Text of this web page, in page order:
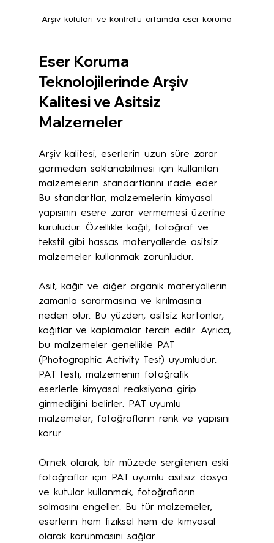
Arşiv kutuları ve kontrollü ortamda eser koruma
Eser Koruma
Teknolojilerinde Arşiv
Kalitesi ve Asitsiz
Malzemeler
Arşiv kalitesi, eserlerin uzun süre zarar
görmeden saklanabilmesi için kullanılan
malzemelerin standartlarını ifade eder.
Bu standartlar, malzemelerin kimyasal
yapısının esere zarar vermemesi üzerine
kuruludur. Özellikle kağıt, fotoğraf ve
tekstil gibi hassas materyallerde asitsiz
malzemeler kullanmak zorunludur.
Asit, kağıt ve diğer organik materyallerin
zamanla sararmasına ve kırılmasına
neden olur. Bu yüzden, asitsiz kartonlar,
kağıtlar ve kaplamalar tercih edilir. Ayrıca,
bu malzemeler genellikle PAT
(Photographic Activity Test) uyumludur.
PAT testi, malzemenin fotoğrafik
eserlerle kimyasal reaksiyona girip
girmediğini belirler. PAT uyumlu
malzemeler, fotoğrafların renk ve yapısını
korur.
Örnek olarak, bir müzede sergilenen eski
fotoğraflar için PAT uyumlu asitsiz dosya
ve kutular kullanmak, fotoğrafların
solmasını engeller. Bu tür malzemeler,
eserlerin hem fiziksel hem de kimyasal
olarak korunmasını sağlar.